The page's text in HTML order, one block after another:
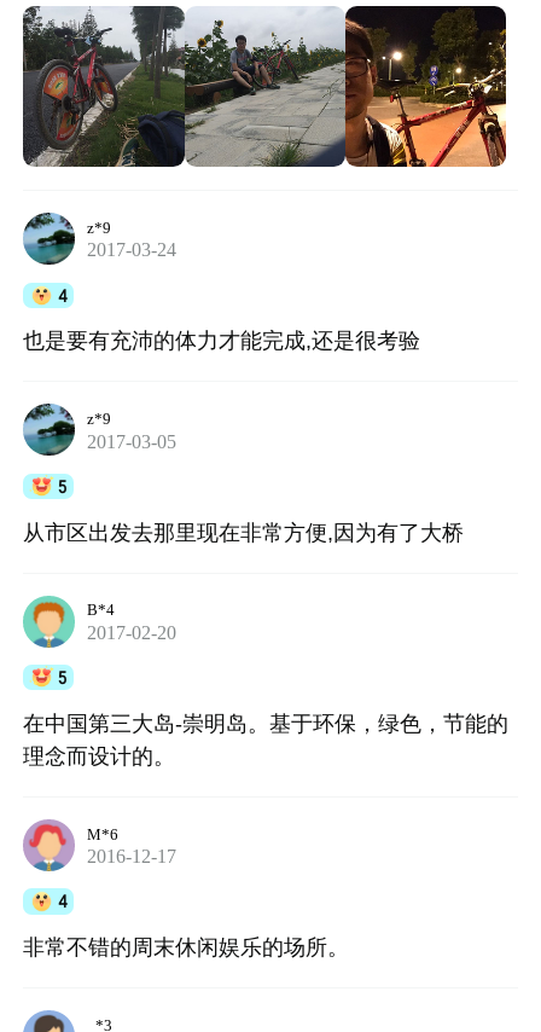
问了附近的村民走了大概2公里找到一家修车店（已
经19点了）还好是在自家开店的那种，不会下
班。。。 说这么多，其实还是提醒下大家～尽量天
黑之前到目的地，不然半路出点问题很麻烦的（天
黑了车也不好打）。至于链条断掉这种事，概率问
z*9
2017-03-24
4
也是要有充沛的体力才能完成,还是很考验
z*9
2017-03-05
5
从市区出发去那里现在非常方便,因为有了大桥
B*4
2017-02-20
5
在中国第三大岛-崇明岛。基于环保，绿色，节能的
理念而设计的。
M*6
2016-12-17
4
非常不错的周末休闲娱乐的场所。
_*3